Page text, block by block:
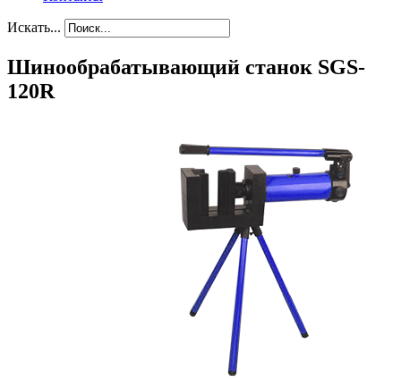
Искать...
Шинообрабатывающий станок SGS-
120R